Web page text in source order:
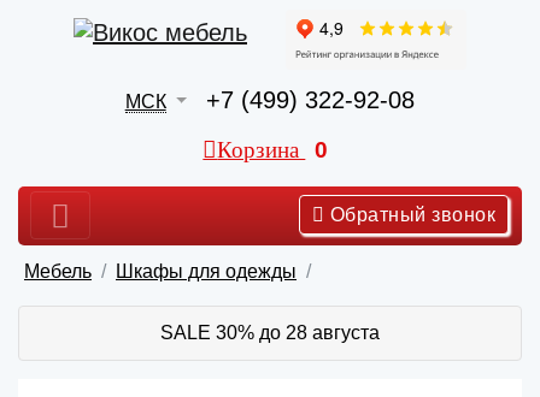
МСК +7 (499) 322-92-08
Корзина 0
Обратный звонок
Мебель Шкафы для одежды
SALE 30% до 28 августа